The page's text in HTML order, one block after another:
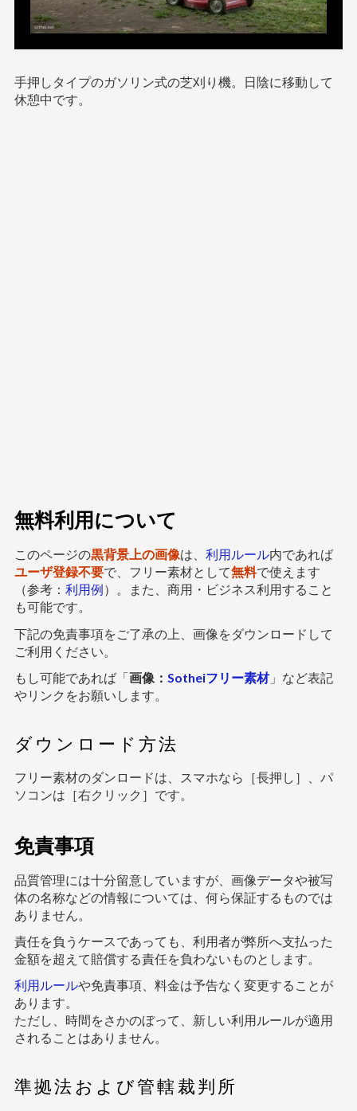
手押しタイプのガソリン式の芝刈り機。日陰に移動して
休憩中です。
無料利用について
このページの黒背景上の画像は、 利用ルール内であれば
ユーザ登録不要で、フリー素材として無料で使えます
（参考： 利用例）。また、商用・ビジネス利用すること
も可能です。
下記の免責事項をご了承の上、画像をダウンロードして
ご利用ください。
もし可能であれば「画像： Sotheiフリー素材」など表記
やリンクをお願いします。
ダウンロード方法
フリー素材のダンロードは、スマホなら［長押し］、パ
ソコンは［右クリック］です。
免責事項
品質管理には十分留意していますが、画像データや被写
体の名称などの情報については、何ら保証するものでは
ありません。
責任を負うケースであっても、利用者が弊所へ支払った
金額を超えて賠償する責任を負わないものとします。
利用ルールや免責事項、料金は予告なく変更することが
あります。
ただし、時間をさかのぼって、新しい利用ルールが適用
されることはありません。
準拠法および管轄裁判所